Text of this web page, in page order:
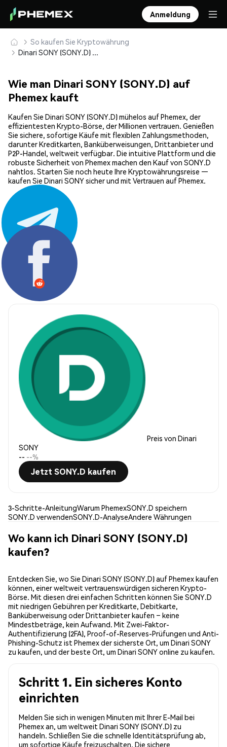
Anmeldung
So kaufen Sie Kryptowährung
Dinari SONY (SONY.D) sicher kaufen und speichern
Wie man Dinari SONY (SONY.D) auf
Phemex kauft
Kaufen Sie Dinari SONY (SONY.D) mühelos auf Phemex, der
effizientesten Krypto-Börse, der Millionen vertrauen. Genießen
Sie sichere, sofortige Käufe mit flexiblen Zahlungsmethoden,
darunter Kreditkarten, Banküberweisungen, Drittanbieter und
P2P-Handel, weltweit verfügbar. Die intuitive Plattform und die
robuste Sicherheit von Phemex machen den Kauf von SONY.D
nahtlos. Starten Sie noch heute Ihre Kryptowährungsreise —
kaufen Sie Dinari SONY sicher und mit Vertrauen auf Phemex.
Teilen:
Preis von Dinari
SONY
-- --%
Jetzt SONY.D kaufen
3-Schritte-AnleitungWarum PhemexSONY.D speichern
SONY.D verwendenSONY.D-AnalyseAndere Währungen
Wo kann ich Dinari SONY (SONY.D)
kaufen?
Entdecken Sie, wo Sie Dinari SONY (SONY.D) auf Phemex kaufen
können, einer weltweit vertrauenswürdigen sicheren Krypto-
Börse. Mit diesen drei einfachen Schritten können Sie SONY.D
mit niedrigen Gebühren per Kreditkarte, Debitkarte,
Banküberweisung oder Drittanbieter kaufen – keine
Mindestbeträge, kein Aufwand. Mit Zwei-Faktor-
Authentifizierung (2FA), Proof-of-Reserves-Prüfungen und Anti-
Phishing-Schutz ist Phemex der sicherste Ort, um Dinari SONY
zu kaufen, und der beste Ort, um Dinari SONY online zu kaufen.
Schritt 1. Ein sicheres Konto
einrichten
Melden Sie sich in wenigen Minuten mit Ihrer E-Mail bei
Phemex an, um weltweit Dinari SONY (SONY.D) zu
handeln. Schließen Sie die schnelle Identitätsprüfung ab,
um sofortige Käufe freizuschalten. Die sichere